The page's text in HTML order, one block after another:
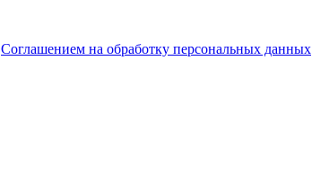
Соглашением на обработку персональных данных